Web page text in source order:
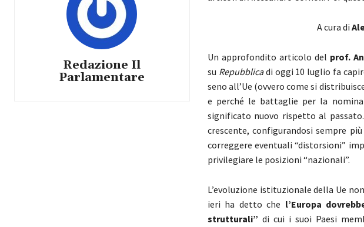
Redazione Il
Parlamentare
A cura di
Un approfondito articolo del prof.
su Repubblicadi oggi 10 luglio fa
seno all’Ue (ovvero come si
e perché le battaglie per la
significato nuovo rispetto al
crescente, configurandosi sempre
correggere eventuali “distorsioni”
privilegiare le posizioni “nazionali”.
L’evoluzione istituzionale della Ue
ieri ha detto che l’Europa
strutturali” di cui i suoi Paesi